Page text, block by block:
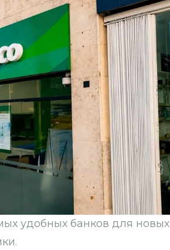
удобных банков для новых